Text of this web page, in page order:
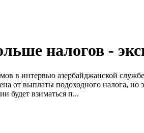
налогов -
в интервью азербайджанской
от выплаты подоходного налога, но
будет взиматься п...